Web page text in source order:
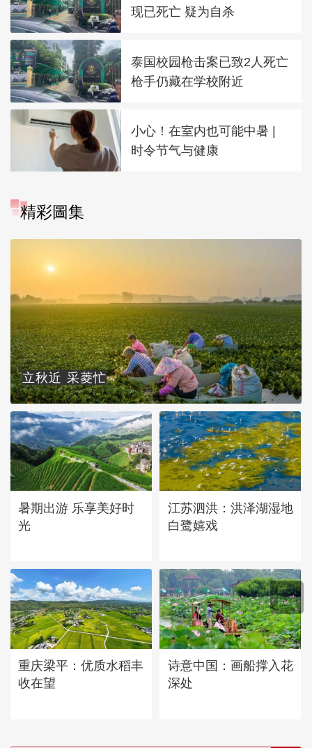
现已死亡 疑为自杀
泰国校园枪击案已致2人死亡
枪手仍藏在学校附近
小心！在室内也可能中暑 |
时令节气与健康
精彩圖集
立秋近 采菱忙
暑期出游 乐享美好时
光
江苏泗洪：洪泽湖湿地
白鹭嬉戏
重庆梁平：优质水稻丰
收在望
诗意中国：画船撑入花
深处